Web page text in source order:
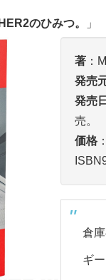
のひみつ。 」
著 ：
発売
発売日
売。
価格
倉
ギ